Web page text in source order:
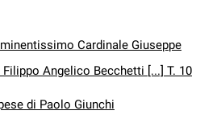
Cardinale Giuseppe
Angelico Becchetti [...] T. 10
di Paolo Giunchi